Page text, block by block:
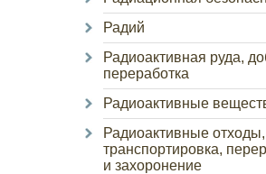
Радий
Радиоактивная руда,
переработка
Радиоактивные
Радиоактивные
транспортировка,
и захоронение